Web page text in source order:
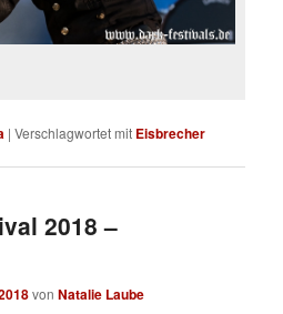
|Verschlagwortet mit Eisbrecher
2018 –
vonNatalie Laube